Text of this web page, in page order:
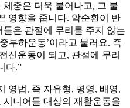
중은 더욱 불어나고, 그 불
영향을 줍니다. 악순환이 반
은 관절에 무리를 주지 않는
부하운동’이라고 불러요. 즉
신운동이 되고, 관절에 무리
다.”
영법, 즉 자유형, 평영, 배영,
니어들 대상의 재활운동을